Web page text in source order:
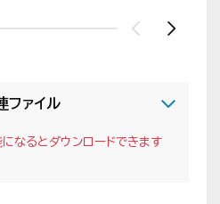
ファイル
なるとダウンロードできます